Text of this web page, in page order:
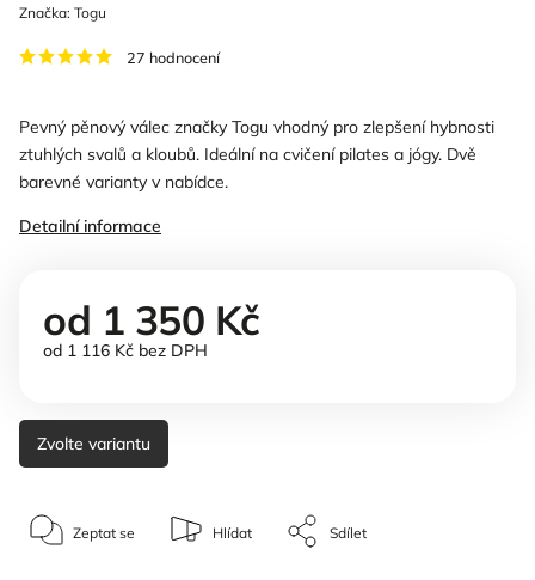
27 hodnocení
Pevný pěnový válec značky Togu vhodný pro zlepšení hybnosti
ztuhlých svalů a kloubů. Ideální na cvičení pilates a jógy. Dvě
barevné varianty v nabídce.
Detailní informace
Značka: Togu
od 1 350 Kč
od 1 116 Kč bez DPH
Zvolte variantu
Zeptat se Hlídat Sdílet